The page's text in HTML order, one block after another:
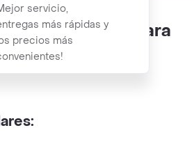
servicio,
más rápidas y
precios másI Polvo para